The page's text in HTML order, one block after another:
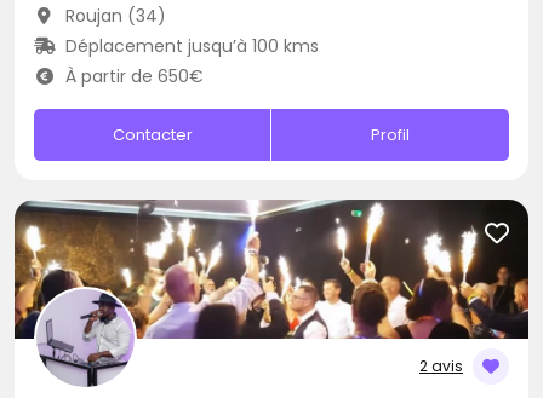
Roujan (34)
Déplacement jusqu’à 100 kms
À partir de 650€
Contacter Profil
2 avis